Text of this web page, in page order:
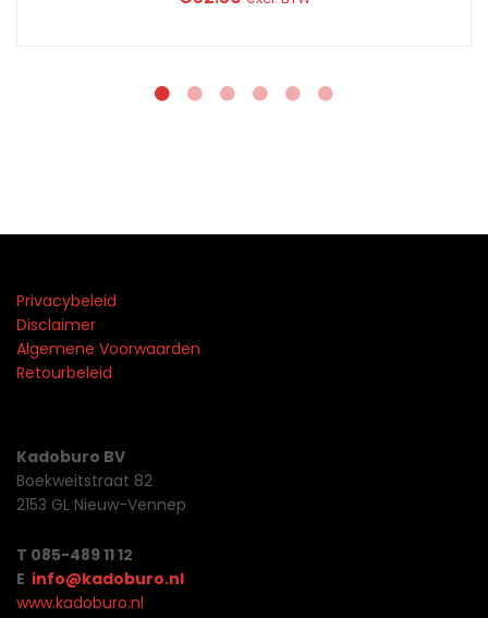
Privacybeleid
Disclaimer
Algemene Voorwaarden
Retourbeleid
Kadoburo BV
Boekweitstraat 82
2153 GL Nieuw-Vennep
T 085-489 11 12
E info@kadoburo.nl
www.kadoburo.nl